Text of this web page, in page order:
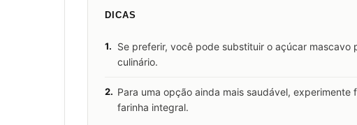
DICAS
1.
Se preferir, você pode substituir o açúcar mascavo
culinário.
2. Para uma opção ainda mais saudável, experimente
farinha integral.